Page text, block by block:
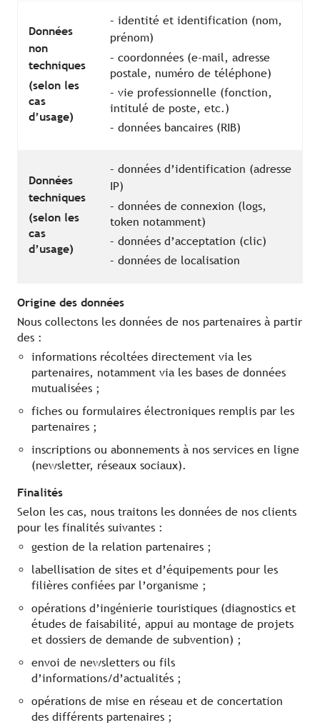
Données
non
techniques
(selon les
cas
d’usage)
– identité et identification (nom,
prénom)
– coordonnées (e-mail, adresse
postale, numéro de téléphone)
– vie professionnelle (fonction,
intitulé de poste, etc.)
– données bancaires (RIB)
Données
techniques
(selon les
cas
d’usage)
– données d’identification (adresse
IP)
– données de connexion (logs,
token notamment)
– données d’acceptation (clic)
– données de localisation
Origine des données
Nous collectons les données de nos partenaires à partir
des :
informations récoltées directement via les
partenaires, notamment via les bases de données
mutualisées ;
fiches ou formulaires électroniques remplis par les
partenaires ;
inscriptions ou abonnements à nos services en ligne
(newsletter, réseaux sociaux).
Finalités
Selon les cas, nous traitons les données de nos clients
pour les finalités suivantes :
gestion de la relation partenaires ;
labellisation de sites et d’équipements pour les
filières confiées par l’organisme ;
opérations d’ingénierie touristiques (diagnostics et
études de faisabilité, appui au montage de projets
et dossiers de demande de subvention) ;
envoi de newsletters ou fils
d’informations/d’actualités ;
opérations de mise en réseau et de concertation
des différents partenaires ;